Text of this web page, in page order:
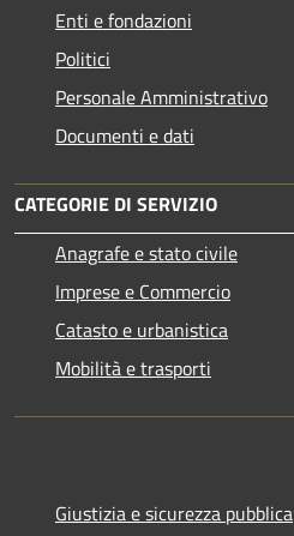
Enti e fondazioni
Politici
Personale Amministrativo
Documenti e dati
CATEGORIE DI SERVIZIO
Anagrafe e stato civile
Imprese e Commercio
Catasto e urbanistica
Mobilità e trasporti
Giustizia e sicurezza pubblica